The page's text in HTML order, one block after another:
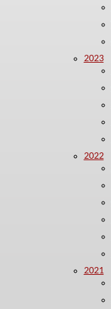
2023
2022
2021